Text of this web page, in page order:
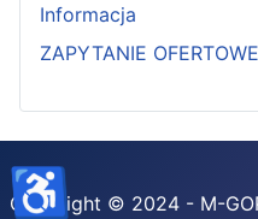
Informacja
ZAPYTANIE OFERTOWE
Copyright © 2024 - M-